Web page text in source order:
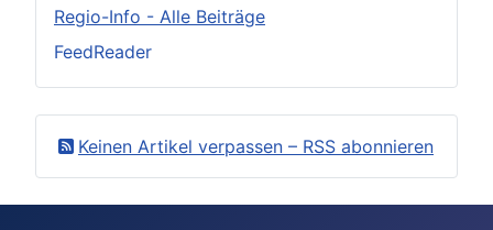
Regio-Info - Alle Beiträge
FeedReader
Keinen Artikel verpassen – RSS abonnieren